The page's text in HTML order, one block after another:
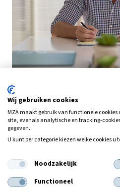
Waarom MZA?
Wij gebruiken cookies
MZA maakt gebruik van functionele
site, evenals analytische en
gegeven.
U kunt per categorie kiezen welke cookies u
Noodzakelijk
Functioneel